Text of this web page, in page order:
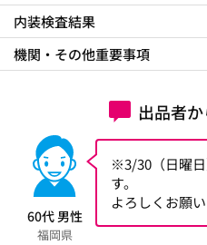
内装検査結果
機関・その他重要事項
出品者
60代 男性
福岡県
※3/30（日曜
す。
よろしくお願い